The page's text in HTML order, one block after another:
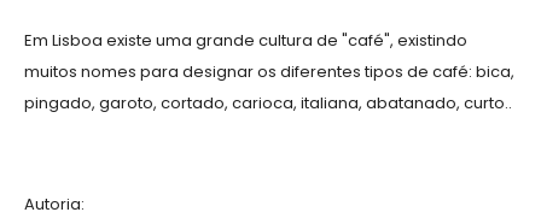
Em Lisboa existe uma grande cultura de "café", existindo
muitos nomes para designar os diferentes tipos de café: bica,
pingado, garoto, cortado, carioca, italiana, abatanado, curto..
Autoria: